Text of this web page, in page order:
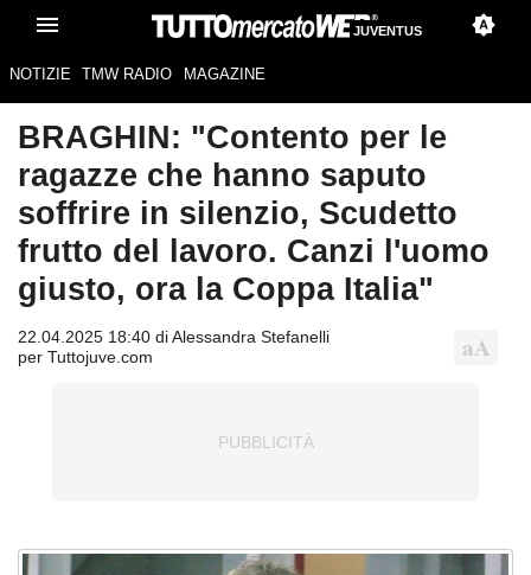
JUVENTUS
NOTIZIE TMW RADIO MAGAZINE
BRAGHIN: "Contento per le
ragazze che hanno saputo
soffrire in silenzio, Scudetto
frutto del lavoro. Canzi l'uomo
giusto, ora la Coppa Italia"
22.04.2025 18:40 di Alessandra Stefanelli
per Tuttojuve.com